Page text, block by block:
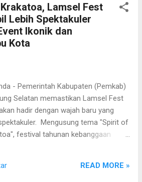
saat memimpin apel
Korpri, Kalianda, Senin (3/8/2026).
ASN di lingkungan Pemkab
dari pejabat pimpinan tinggi pratama,
Perumda Air Minum Tirta Jasa
Bupati yang dibacakan Tri
bahwa Agustus bukan sekadar bulan
Lamsel Fest
Lebih Spektakuler
Ikonik dan
Kota
- Pemerintah Kabupaten (Pemkab)
Selatan memastikan Lamsel Fest
hadir dengan wajah baru yang
Mengusung tema "Spirit of
festival tahunan kebanggaan
rangkaian acara yang lebih atraktif,
READ MORE »